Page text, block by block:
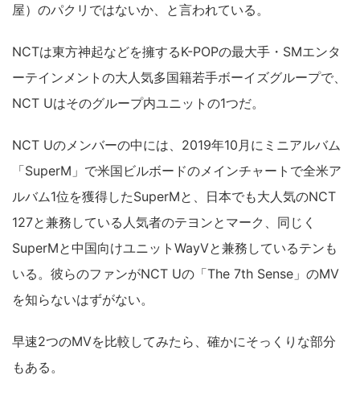
屋）のパクリではないか、と言われている。
NCTは東方神起などを擁するK-POPの最大手・SMエンタ
ーテインメントの大人気多国籍若手ボーイズグループで、
NCT Uはそのグループ内ユニットの1つだ。
NCT Uのメンバーの中には、2019年10月にミニアルバム
「SuperM」で米国ビルボードのメインチャートで全米ア
ルバム1位を獲得したSuperMと、日本でも大人気のNCT
127と兼務している人気者のテヨンとマーク、同じく
SuperMと中国向けユニットWayVと兼務しているテンも
いる。彼らのファンがNCT Uの「The 7th Sense」のMV
を知らないはずがない。
早速2つのMVを比較してみたら、確かにそっくりな部分
もある。